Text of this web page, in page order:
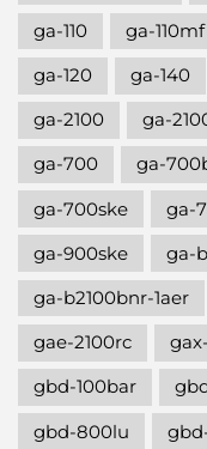
ga-110 ga-110mf
ga-120
ga-140
ga-2100
ga-
ga-700
ga-
ga-700ske
ga-
ga-900ske
ga-
ga-b2100bnr-1aer
gae-2100rc
gbd-100bar
gbd-800lu